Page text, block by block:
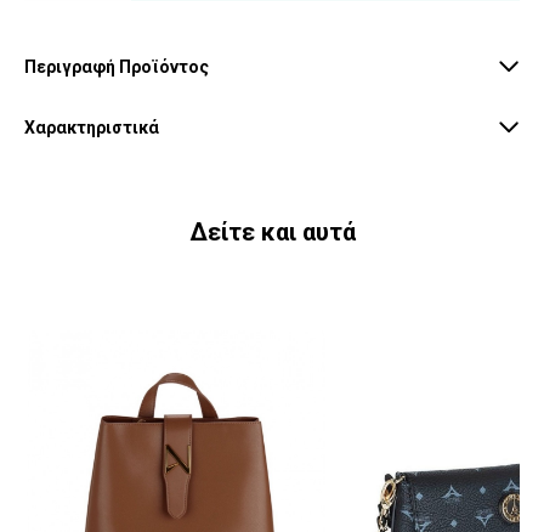
Περιγραφή Προϊόντος
Χαρακτηριστικά
Δείτε και αυτά